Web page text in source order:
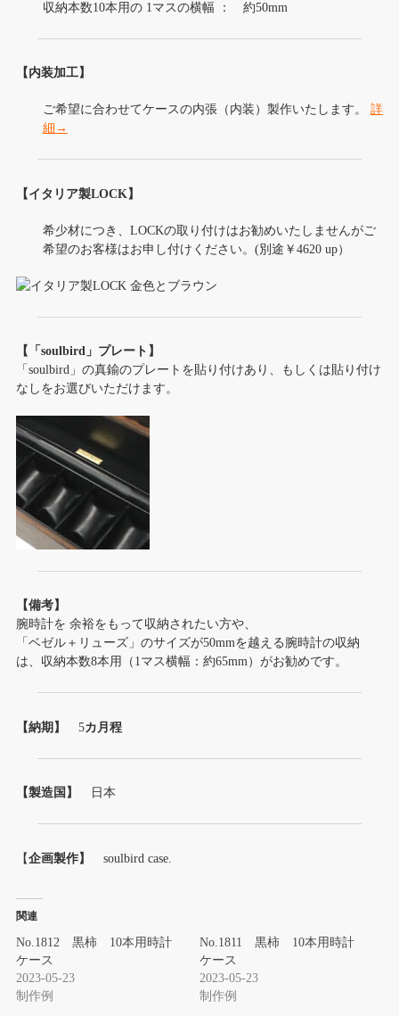
収納本数10本用の 1マスの横幅 ： 約50mm
【内装加工】
ご希望に合わせてケースの内張（内装）製作いたします。 詳
細→
【イタリア製LOCK】
希少材につき、LOCKの取り付けはお勧めいたしませんがご
希望のお客様はお申し付けください。(別途￥4620 up）
【「soulbird」プレート】
「soulbird」の真鍮のプレートを貼り付けあり、もしくは貼り付け
なしをお選びいただけます。
【備考】
腕時計を 余裕をもって収納されたい方や、
「ベゼル＋リューズ」のサイズが50mmを越える腕時計の収納
は、収納本数8本用（1マス横幅：約65mm）がお勧めです。
【納期】 5カ月程
【製造国】 日本
【企画製作】 soulbird case.
関連
No.1812 黒柿 10本用時計
ケース
2023-05-23
制作例
No.1811 黒柿 10本用時計
ケース
2023-05-23
制作例